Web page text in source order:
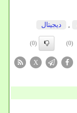
, دیجیتال
(0)
(0)
X